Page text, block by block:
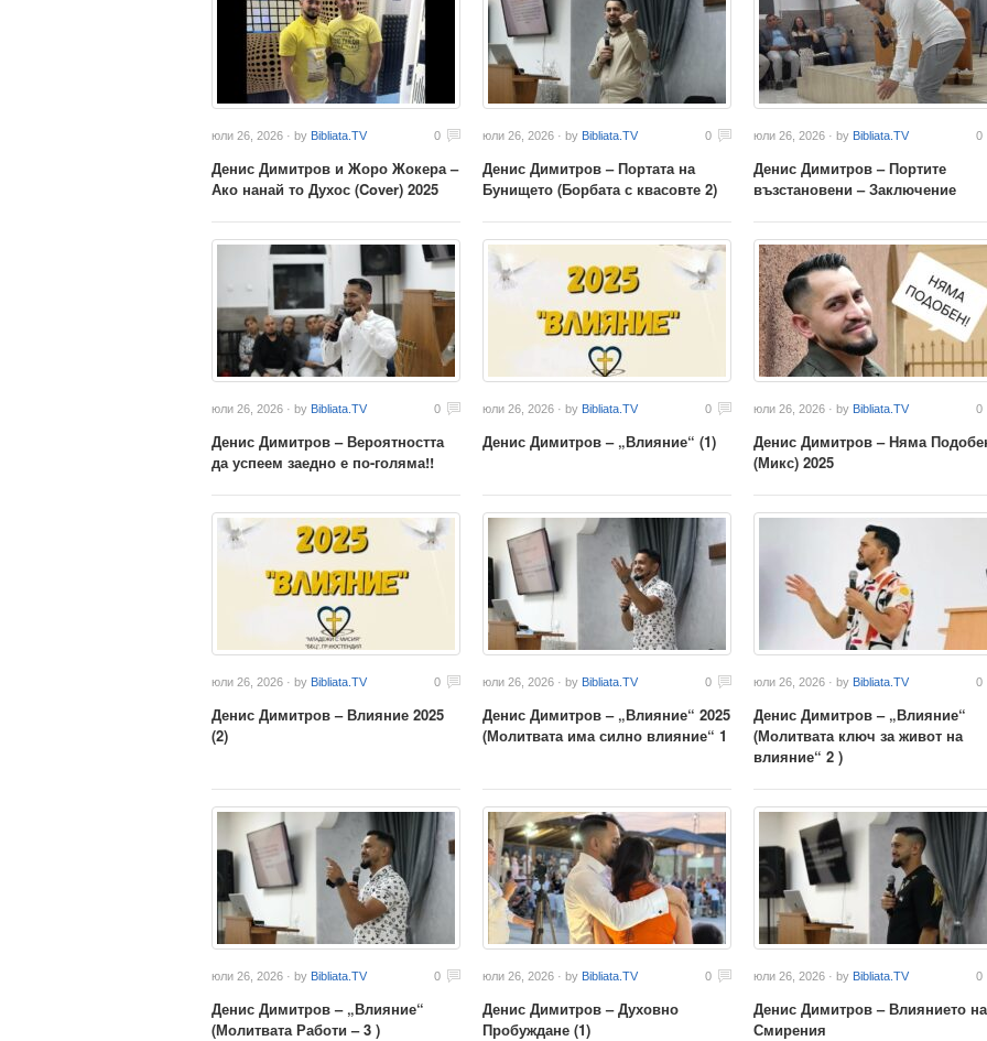
юли 26, 2026 · by Bibliata.TV 0
Денис Димитров и Жоро Жокера –
Ако нанай то Духос (Cover) 2025
юли 26, 2026 · by Bibliata.TV 0
Денис Димитров – Портата на
Бунището (Борбата с квасовте 2)
юли 26, 2026 · by Bibliata.TV 0
Денис Димитров – Портите
възстановени – Заключение
юли 26, 2026 · by Bibliata.TV 0
Денис Димитров – Вероятността
да успеем заедно е по-голяма!!
юли 26, 2026 · by Bibliata.TV 0
Денис Димитров – „Влияние“ (1)
юли 26, 2026 · by Bibliata.TV 0
Денис Димитров – Няма
(Микс) 2025
юли 26, 2026 · by Bibliata.TV 0
Денис Димитров – Влияние 2025
(2)
юли 26, 2026 · by Bibliata.TV 0
Денис Димитров – „Влияние“ 2025
(Молитвата има силно влияние“ 1
юли 26, 2026 · by Bibliata.TV 0
Денис Димитров – „Влияние“
(Молитвата ключ за живот на
влияние“ 2 )
юли 26, 2026 · by Bibliata.TV 0
Денис Димитров – „Влияние“
(Молитвата Работи – 3 )
юли 26, 2026 · by Bibliata.TV 0
Денис Димитров – Духовно
Пробуждане (1)
юли 26, 2026 · by Bibliata.TV 0
Денис Димитров – Влиянието на
Смирения